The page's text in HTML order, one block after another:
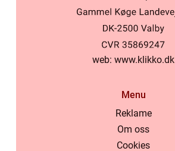
web: www.klikko.dk
Menu
Reklame
Om oss
Cookies